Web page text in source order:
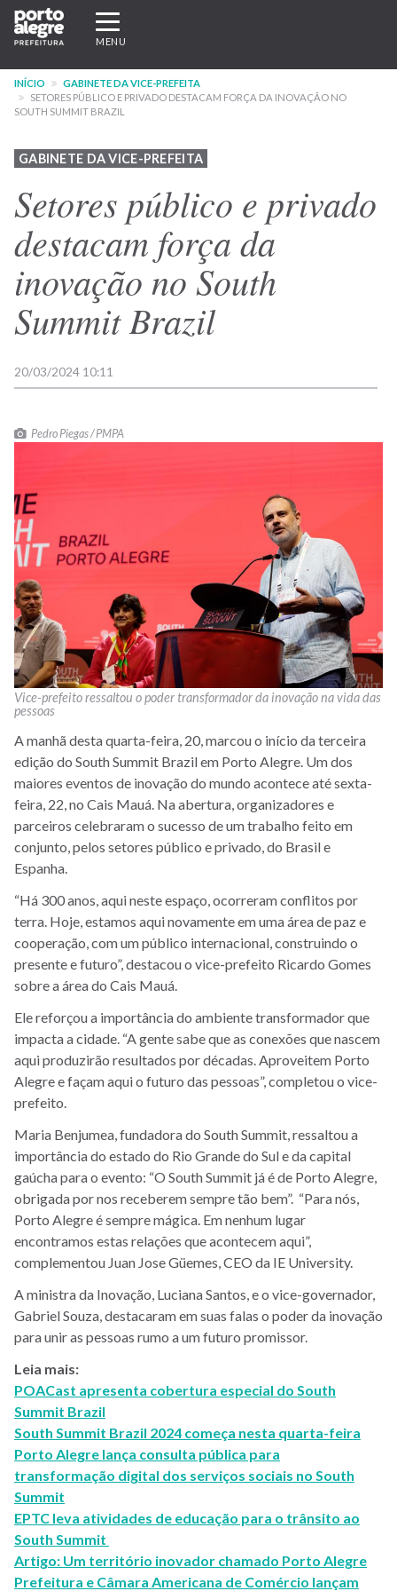
Pular
para
conteúdo
principal
Expandir/recolher
navegação
MENU
INÍCIO
GABINETE DA VICE-PREFEITA
SETORES PÚBLICO E PRIVADO DESTACAM FORÇA DA INOVAÇÃO NO
SOUTH SUMMIT BRAZIL
GABINETE DA VICE-PREFEITA
Setores público e privado
destacam força da
inovação no South
Summit Brazil
20/03/2024 10:11
Pedro Piegas / PMPA
Vice-prefeito ressaltou o poder transformador da inovação na vida das
pessoas
A manhã desta quarta-feira, 20, marcou o início da terceira
edição do South Summit Brazil em Porto Alegre. Um dos
maiores eventos de inovação do mundo acontece até sexta-
feira, 22, no Cais Mauá. Na abertura, organizadores e
parceiros celebraram o sucesso de um trabalho feito em
conjunto, pelos setores público e privado, do Brasil e
Espanha.
“Há 300 anos, aqui neste espaço, ocorreram conflitos por
terra. Hoje, estamos aqui novamente em uma área de paz e
cooperação, com um público internacional, construindo o
presente e futuro”, destacou o vice-prefeito Ricardo Gomes
sobre a área do Cais Mauá.
Ele reforçou a importância do ambiente transformador que
impacta a cidade. “A gente sabe que as conexões que nascem
aqui produzirão resultados por décadas. Aproveitem Porto
Alegre e façam aqui o futuro das pessoas”, completou o vice-
prefeito.
Maria Benjumea, fundadora do South Summit, ressaltou a
importância do estado do Rio Grande do Sul e da capital
gaúcha para o evento: “O South Summit já é de Porto Alegre,
obrigada por nos receberem sempre tão bem”. “Para nós,
Porto Alegre é sempre mágica. Em nenhum lugar
encontramos estas relações que acontecem aqui”,
complementou Juan Jose Güemes, CEO da IE University.
A ministra da Inovação, Luciana Santos, e o vice-governador,
Gabriel Souza, destacaram em suas falas o poder da inovação
para unir as pessoas rumo a um futuro promissor.
Leia mais:
POACast apresenta cobertura especial do South
Summit Brazil
South Summit Brazil 2024 começa nesta quarta-feira
Porto Alegre lança consulta pública para
transformação digital dos serviços sociais no South
Summit
EPTC leva atividades de educação para o trânsito ao
South Summit
Artigo: Um território inovador chamado Porto Alegre
Prefeitura e Câmara Americana de Comércio lançam